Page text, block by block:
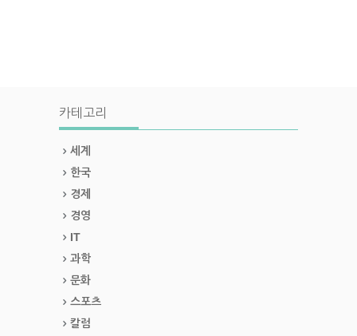
카테고리
세계
한국
경제
경영
IT
과학
문화
스포츠
칼럼